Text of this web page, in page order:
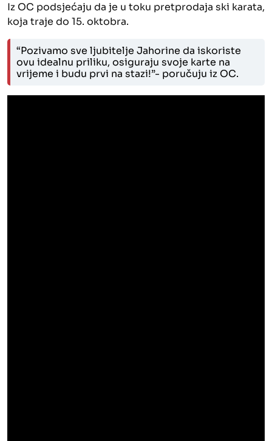
Iz OC podsjećaju da je u toku pretprodaja ski karata,
koja traje do 15. oktobra.
“Pozivamo sve ljubitelje Jahorine da iskoriste
ovu idealnu priliku, osiguraju svoje karte na
vrijeme i budu prvi na stazi!”- poručuju iz OC.